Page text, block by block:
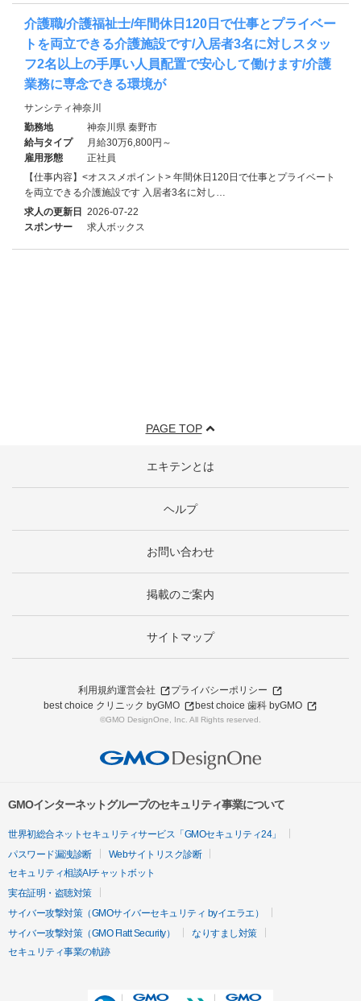
介護職/介護福祉士/年間休日120日で仕事とプライベー
トを両立できる介護施設です/入居者3名に対しスタッ
フ2名以上の手厚い人員配置で安心して働けます/介護
業務に専念できる環境が
サンシティ神奈川
勤務地
神奈川県 秦野市
給与タイプ
月給30万6,800円～
雇用形態
正社員
【仕事内容】<オススメポイント> 年間休日120日で仕事とプライベート
を両立できる介護施設です 入居者3名に対し…
求人の更新日 2026-07-22
スポンサー
求人ボックス
PAGE TOP
エキテンとは
ヘルプ
お問い合わせ
掲載のご案内
サイトマップ
利用規約運営会社
プライバシーポリシー
best choice クリニック byGMO
best choice 歯科 byGMO
©GMO DesignOne, Inc. All Rights reserved.
GMOインターネットグループのセキュリティ事業について
世界初総合ネットセキュリティサービス「GMOセキュリティ24」
パスワード漏洩診断
Webサイトリスク診断
セキュリティ相談AIチャットボット
実在証明・盗聴対策
サイバー攻撃対策（GMOサイバーセキュリティ byイエラエ）
サイバー攻撃対策（GMO Flatt Security）
なりすまし対策
セキュリティ事業の軌跡